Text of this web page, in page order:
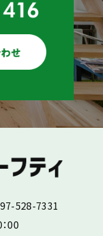
528-7331
00